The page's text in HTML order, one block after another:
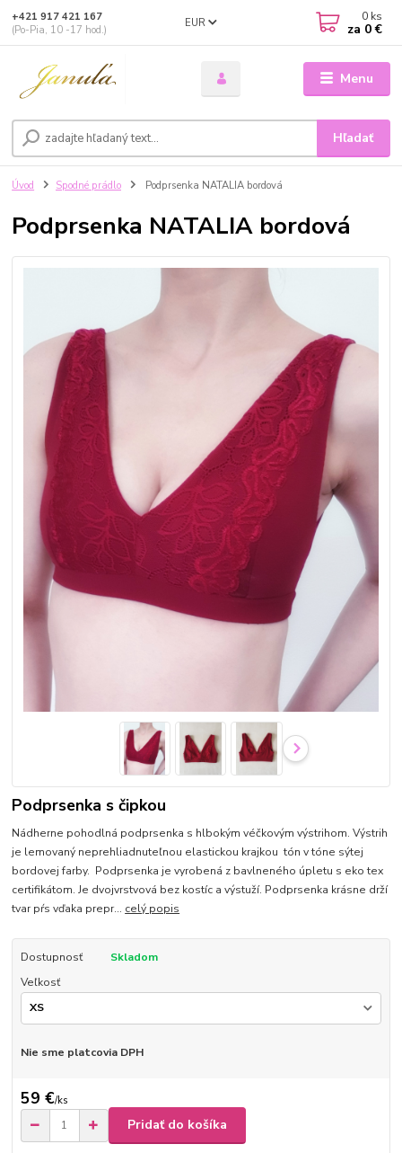
Menu
EUR
Hľadať
+421 917 421 167
(Po-Pia, 10 -17 hod.)
0 ks
za 0 €
Úvod Spodné prádlo Podprsenka NATALIA bordová
Podprsenka NATALIA bordová
Podprsenka s čipkou
Nádherne pohodlná podprsenka s hlbokým véčkovým výstrihom. Výstrih
je lemovaný neprehliadnuteľnou elastickou krajkou tón v tóne sýtej
bordovej farby. Podprsenka je vyrobená z bavlneného úpletu s eko tex
certifikátom. Je dvojvrstvová bez kostíc a výstuží. Podprsenka krásne drží
tvar pŕs vďaka prepr... celý popis
Dostupnosť
Skladom
Veľkosť
Nie sme platcovia DPH
59 €/ks
Pridať do košíka